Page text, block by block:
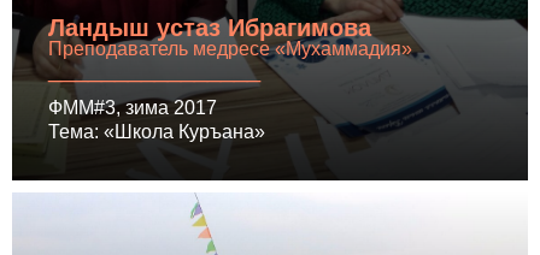
Ландыш устаз Ибрагимова
Преподаватель медресе «Мухаммадия»
________________
ФММ#3, зима 2017
Тема: «Школа Куръана»